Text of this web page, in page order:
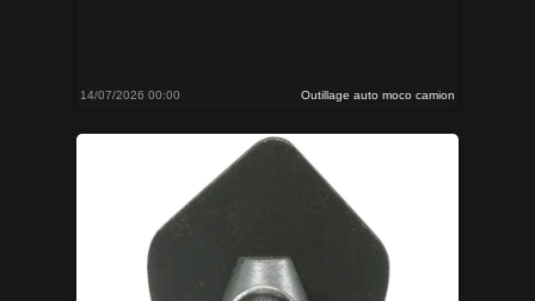
14/07/2026 00:00 Outillage auto moco camion